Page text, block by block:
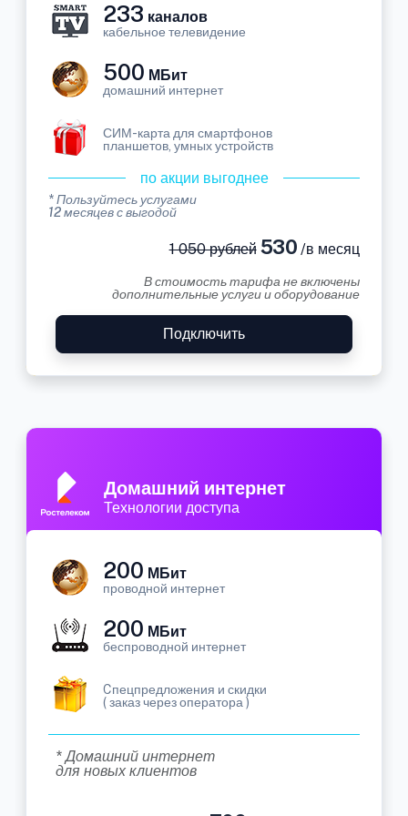
233 каналов
кабельное телевидение
500 МБит
домашний интернет
СИМ-карта для смартфонов
планшетов, умных устройств
по акции выгоднее
* Пользуйтесь услугами
12 месяцев с выгодой
1 050 рублей530 /в месяц
В стоимость тарифа не включены
дополнительные услуги и оборудование
Подключить
Домашний интернет
Технологии доступа
200 МБит
проводной интернет
200 МБит
беспроводной интернет
Cпецпредложения и скидки
( заказ через оператора )
* Домашний интернет
для новых клиентов